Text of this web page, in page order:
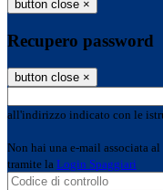
button close ×
Recupero password
button close ×
all'indirizzo indicato con le
Non hai una e-mail associata
tramite la Login Spaggiari